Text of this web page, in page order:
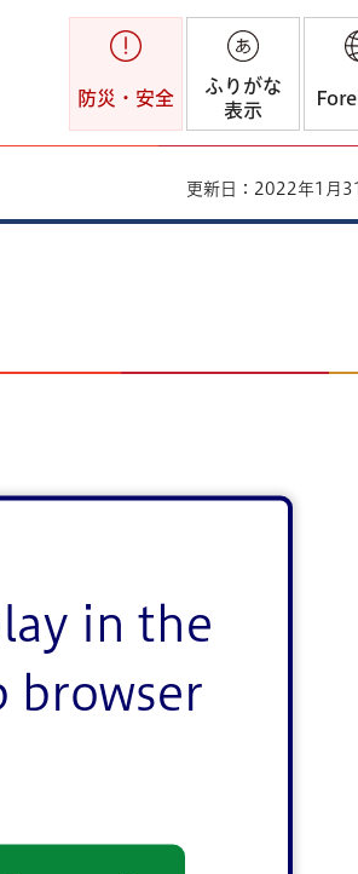
in the
browser
防災・安全
ふりがな
表示
更新日：2022年1月